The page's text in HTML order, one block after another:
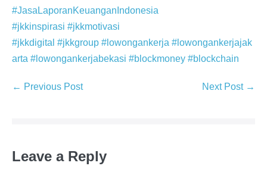
#JasaLaporanKeuanganIndonesia
#jkkinspirasi #jkkmotivasi
#jkkdigital #jkkgroup #lowongankerja #lowongankerjajak
arta #lowongankerjabekasi #blockmoney #blockchain
← Previous Post Next Post →
Leave a Reply